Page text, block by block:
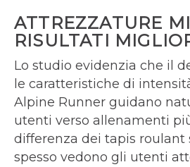
ATTREZZATURE
RISULTATI
Lo studio evidenzia che il
le caratteristiche di
Alpine Runner guidano
utenti verso allenamenti
differenza dei tapis roulant
spesso vedono gli utenti